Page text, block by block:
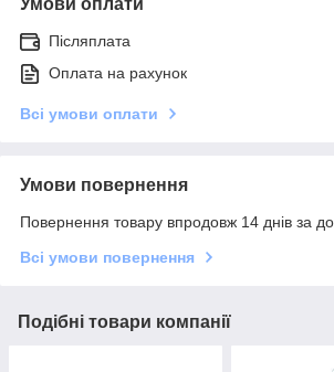
Післяплата
Оплата на рахунок
Всі умови оплати
Умови повернення
Повернення товару впродовж 14 днів за
Всі умови повернення
Подібні товари компанії